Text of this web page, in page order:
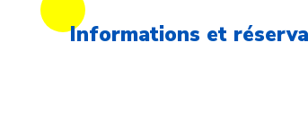
Informations et